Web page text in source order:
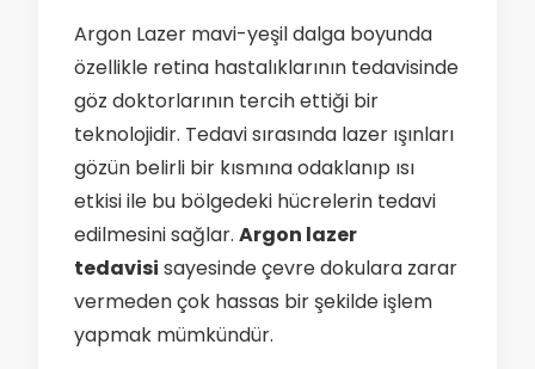
Argon Lazer mavi-yeşil dalga boyunda
özellikle retina hastalıklarının tedavisinde
göz doktorlarının tercih ettiği bir
teknolojidir. Tedavi sırasında lazer ışınları
gözün belirli bir kısmına odaklanıp ısı
etkisi ile bu bölgedeki hücrelerin tedavi
edilmesini sağlar. Argon lazer
tedavisi sayesinde çevre dokulara zarar
vermeden çok hassas bir şekilde işlem
yapmak mümkündür.